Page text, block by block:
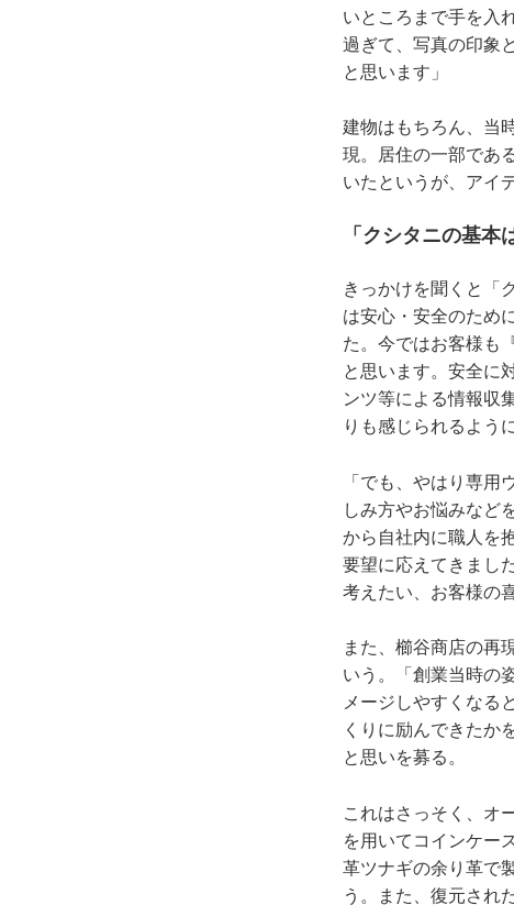
いところまで手を入
過ぎて、写真の印象
と思います」
建物はもちろん、当
現。居住の一部であ
いたというが、アイ
「クシタニの基本
きっかけを聞くと「
は安心・安全のため
た。今ではお客様も
と思います。安全に
ンツ等による情報収
りも感じられるよう
「でも、やはり専
しみ方やお悩みなど
から自社内に職人を
要望に応えてきまし
考えたい、お客様の
また、櫛谷商店の再
いう。「創業当時の
メージしやすくなる
くりに励んできたか
と思いを募る。
これはさっそく、オ
を用いてコインケー
革ツナギの余り革で
う。また、復元され